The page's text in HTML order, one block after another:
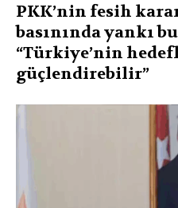
PKK’nin fesih
basınında yankı
“Türkiye’nin
güçlendirebilir”